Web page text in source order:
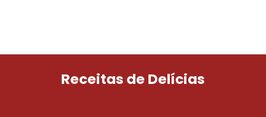
Receitas de Delícias